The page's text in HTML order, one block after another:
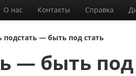
О нас Контакты Справка
подстать — быть под стать
— быть под